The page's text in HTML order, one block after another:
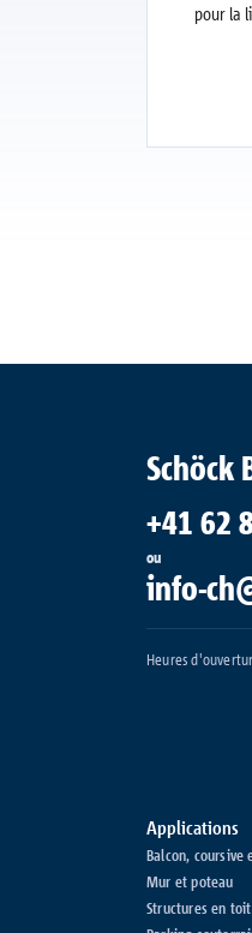
pour la
Schöck
+41 62
ou
info-
Heures
Applications
Balcon, coursive
Mur et poteau
Structures en